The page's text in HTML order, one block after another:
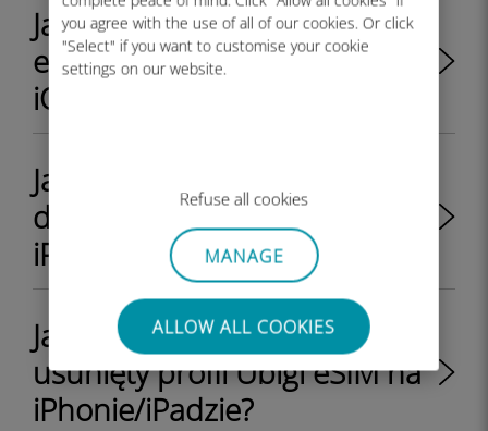
you agree with the use of all of our cookies. Or click
"Select" if you want to customise your cookie
settings on our website.
Refuse all cookies
MANAGE
ALLOW ALL COOKIES
Jak włączyć lub wyłączyć profil
eSIM na iPhonie z systemem
iOS
Jak ponownie aktywować lub
dezaktywować profil eSIM na
iPhonie?
Jak ponownie zainstalować
usunięty profil Ubigi eSIM na
iPhonie/iPadzie?